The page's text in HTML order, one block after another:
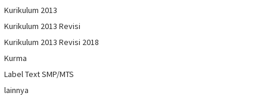
Kurikulum 2013
Kurikulum 2013 Revisi
Kurikulum 2013 Revisi 2018
Kurma
Label Text SMP/MTS
lainnya